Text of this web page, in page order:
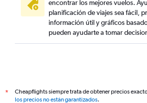
encontrar los mejores vuelos.
planificación de viajes sea fácil,
información útil y gráficos
pueden ayudarte a tomar
*
Cheapflights siempre trata de obtener precios
los precios no están garantizados.